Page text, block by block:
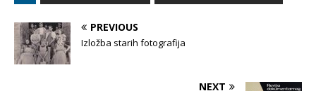
PREVIOUS
Izložba starih fotografija
NEXT